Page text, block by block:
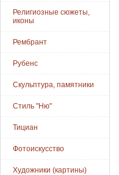
Религиозные сюжеты,
иконы
Рембрант
Рубенс
Скульптура, памятники
Стиль "Ню"
Тициан
Фотоискусство
Художники (картины)